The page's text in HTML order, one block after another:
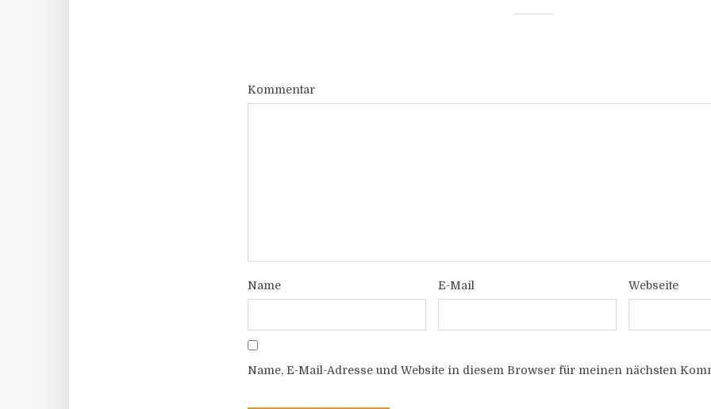
Kommentar
Name E-Mail Webseite
Name, E-Mail-Adresse und Website in diesem Browser für meinen nächsten